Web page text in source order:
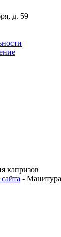
д. 59
капризов
- Манитура